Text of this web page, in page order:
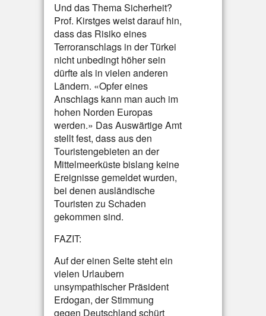
Und das Thema Sicherheit?
Prof. Kirstges weist darauf hin,
dass das Risiko eines
Terroranschlags in der Türkei
nicht unbedingt höher sein
dürfte als in vielen anderen
Ländern. «Opfer eines
Anschlags kann man auch im
hohen Norden Europas
werden.» Das Auswärtige Amt
stellt fest, dass aus den
Touristengebieten an der
Mittelmeerküste bislang keine
Ereignisse gemeldet wurden,
bei denen ausländische
Touristen zu Schaden
gekommen sind.
FAZIT:
Auf der einen Seite steht ein
vielen Urlaubern
unsympathischer Präsident
Erdogan, der Stimmung
gegen Deutschland schürt